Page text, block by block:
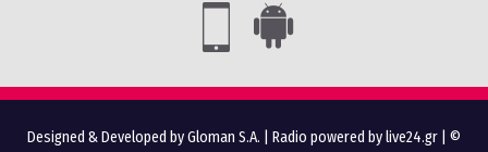
Designed & Developed by Gloman S.A. Radio powered by live24.gr | ©